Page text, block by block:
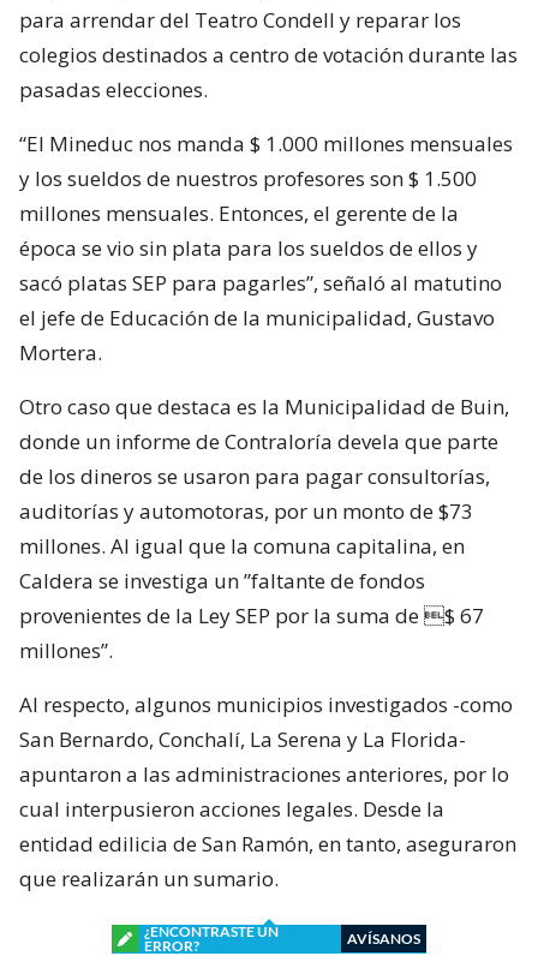
para arrendar del Teatro Condell y reparar los
colegios destinados a centro de votación durante las
pasadas elecciones.
“El Mineduc nos manda $ 1.000 millones mensuales
y los sueldos de nuestros profesores son $ 1.500
millones mensuales. Entonces, el gerente de la
época se vio sin plata para los sueldos de ellos y
sacó platas SEP para pagarles”, señaló al matutino
el jefe de Educación de la municipalidad, Gustavo
Mortera.
Otro caso que destaca es la Municipalidad de Buin,
donde un informe de Contraloría devela que parte
de los dineros se usaron para pagar consultorías,
auditorías y automotoras, por un monto de $73
millones. Al igual que la comuna capitalina, en
Caldera se investiga un ”faltante de fondos
provenientes de la Ley SEP por la suma de $ 67
millones”.
Al respecto, algunos municipios investigados -como
San Bernardo, Conchalí, La Serena y La Florida-
apuntaron a las administraciones anteriores, por lo
cual interpusieron acciones legales. Desde la
entidad edilicia de San Ramón, en tanto, aseguraron
que realizarán un sumario.
¿ENCONTRASTE UN
ERROR?
AVÍSANOS